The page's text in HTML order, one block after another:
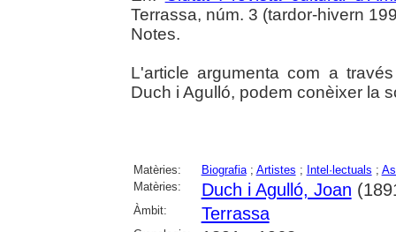
Terrassa, núm. 3 (tardor-hivern
Notes.
L'article argumenta com a
Duch i Agulló, podem conèixer la
Matèries: Biografia; Artistes ; Intel·lectuals ;
Matèries:
Duch i Agulló, Joan
Àmbit: Terrassa